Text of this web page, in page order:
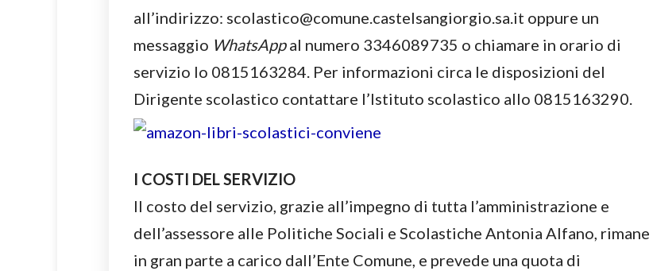
all’indirizzo: scolastico@comune.castelsangiorgio.sa.it oppure un
messaggio WhatsAppal numero 3346089735 o chiamare in orario di
servizio lo 0815163284. Per informazioni circa le disposizioni del
Dirigente scolastico contattare l’Istituto scolastico allo 0815163290.
I COSTI DEL SERVIZIO
Il costo del servizio, grazie all’impegno di tutta l’amministrazione e
dell’assessore alle Politiche Sociali e Scolastiche Antonia Alfano, rimane
in gran parte a carico dall’Ente Comune, e prevede una quota di